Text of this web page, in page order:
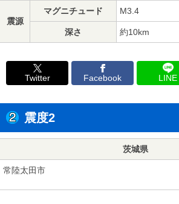
震源
マグニチュード M3.4
深さ 約10km
Twitter Facebook LINE
震度2
茨城県
常陸太田市